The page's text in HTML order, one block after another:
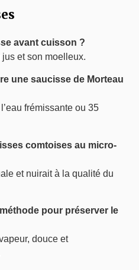
avant cuisson ?
et son moelleux.
une saucisse de Morteau
frémissante ou 35
comtoises au micro-
et nuirait à la qualité du
pour préserver le
douce et